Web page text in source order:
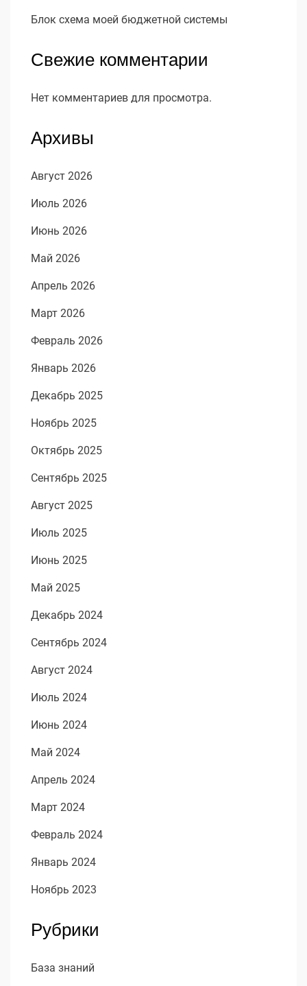
Блок схема моей бюджетной системы
Свежие комментарии
Нет комментариев для просмотра.
Архивы
Август 2026
Июль 2026
Июнь 2026
Май 2026
Апрель 2026
Март 2026
Февраль 2026
Январь 2026
Декабрь 2025
Ноябрь 2025
Октябрь 2025
Сентябрь 2025
Август 2025
Июль 2025
Июнь 2025
Май 2025
Декабрь 2024
Сентябрь 2024
Август 2024
Июль 2024
Июнь 2024
Май 2024
Апрель 2024
Март 2024
Февраль 2024
Январь 2024
Ноябрь 2023
Рубрики
База знаний